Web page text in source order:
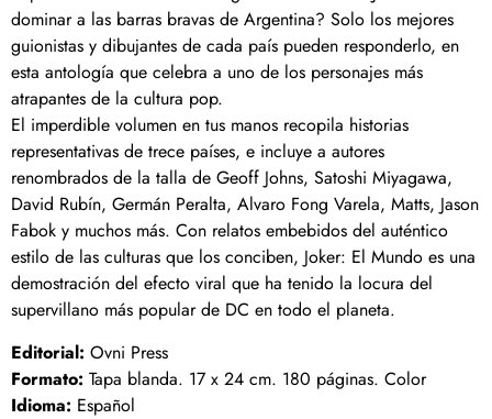
dominar a las barras bravas de Argentina? Solo los mejores
guionistas y dibujantes de cada país pueden responderlo, en
esta antología que celebra a uno de los personajes más
atrapantes de la cultura pop.
El imperdible volumen en tus manos recopila historias
representativas de trece países, e incluye a autores
renombrados de la talla de Geoff Johns, Satoshi Miyagawa,
David Rubín, Germán Peralta, Alvaro Fong Varela, Matts, Jason
Fabok y muchos más. Con relatos embebidos del auténtico
estilo de las culturas que los conciben, Joker: El Mundo es una
demostración del efecto viral que ha tenido la locura del
supervillano más popular de DC en todo el planeta.
Editorial: Ovni Press
Formato: Tapa blanda. 17 x 24 cm. 180 páginas. Color
Idioma: Español